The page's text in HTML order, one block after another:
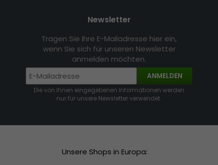
Newsletter
Tragen Sie Ihre E-Mailadresse hier ein,
wenn Sie sich für unseren Newsletter
anmelden möchten.
ANMELDEN
Die von Ihnen eingegebenen Informationen werden
nur für unsere Newsletter verwendet.
Unsere Shops in Europa: